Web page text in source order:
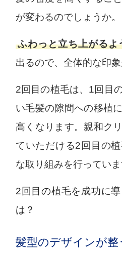
が変わるのでしょうか。
ふわっと立ち上がるよ
出るので、全体的な印象
2回目の植毛は、1回目
い毛髪の隙間への移植
高くなります。親和ク
ていただける2回目の
な取り組みを行っていま
2回目の植毛を成功に
は？
髪型のデザインが整